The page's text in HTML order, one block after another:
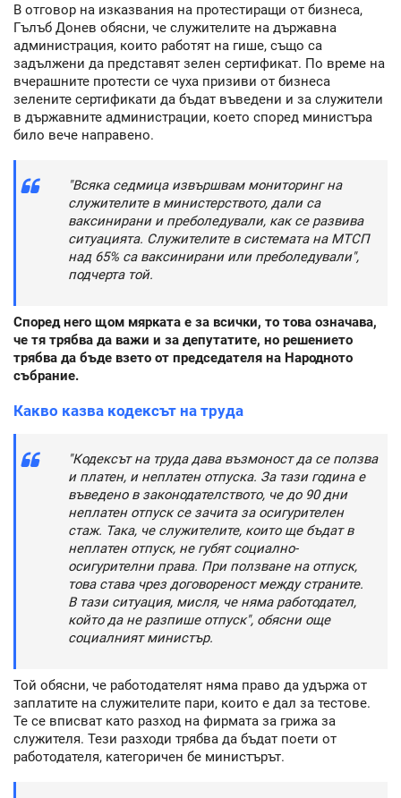
В отговор на изказвания на протестиращи от бизнеса,
Гълъб Донев обясни, че служителите на държавна
администрация, които работят на гише, също са
задължени да представят зелен сертификат. По време на
вчерашните протести се чуха призиви от бизнеса
зелените сертификати да бъдат въведени и за служители
в държавните администрации, което според министъра
било вече направено.
"Всяка седмица извършвам мониторинг на
служителите в министерството, дали са
ваксинирани и преболедували, как се развива
ситуацията. Служителите в системата на МТСП
над 65% са ваксинирани или преболедували",
подчерта той.
Според него щом мярката е за всички, то това означава,
че тя трябва да важи и за депутатите, но решението
трябва да бъде взето от председателя на Народното
събрание.
Какво казва кодексът на труда
"Кодексът на труда дава възмоност да се ползва
и платен, и неплатен отпуска. За тази година е
въведено в законодателството, че до 90 дни
неплатен отпуск се зачита за осигурителен
стаж. Така, че служителите, които ще бъдат в
неплатен отпуск, не губят социално-
осигурителни права. При ползване на отпуск,
това става чрез договореност между страните.
В тази ситуация, мисля, че няма работодател,
който да не разпише отпуск", обясни още
социалният министър.
Той обясни, че работодателят няма право да удържа от
заплатите на служителите пари, които е дал за тестове.
Те се вписват като разход на фирмата за грижа за
служителя. Тези разходи трябва да бъдат поети от
работодателя, категоричен бе министърът.